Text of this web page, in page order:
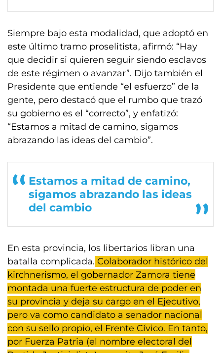
Siempre bajo esta modalidad, que adoptó en
este último tramo proselitista, afirmó: “Hay
que decidir si quieren seguir siendo esclavos
de este régimen o avanzar”. Dijo también el
Presidente que entiende “el esfuerzo” de la
gente, pero destacó que el rumbo que trazó
su gobierno es el “correcto”, y enfatizó:
“Estamos a mitad de camino, sigamos
abrazando las ideas del cambio”.
Estamos a mitad de camino,
sigamos abrazando las ideas
del cambio
En esta provincia, los libertarios libran una
batalla complicada. Colaborador histórico del
kirchnerismo, el gobernador Zamora tiene
montada una fuerte estructura de poder en
su provincia y deja su cargo en el Ejecutivo,
pero va como candidato a senador nacional
con su sello propio, el Frente Cívico. En tanto,
por Fuerza Patria (el nombre electoral del